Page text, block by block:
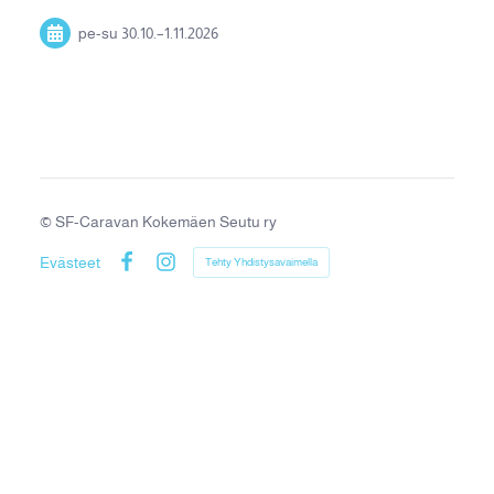
pe-su 30.10.–1.11.2026
©SF-Caravan Kokemäen Seutu ry
Evästeet
Instagram
Tehty Yhdistysavaimella